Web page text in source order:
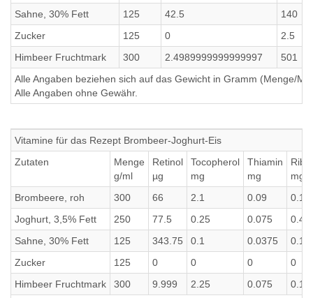
Sahne, 30% Fett
125 42.5
140
Zucker
125 0
2.5
Himbeer Fruchtmark
300 2.4989999999999997
501
Alle Angaben beziehen sich auf das Gewicht in Gramm (Menge/
Alle Angaben ohne Gewähr.
Vitamine für das Rezept Brombeer-Joghurt-Eis
Zutaten
Menge
g/ml
Retinol
µg
Tocopherol
mg
Thiamin
mg
mg
Brombeere, roh
300 66 2.1 0.09
0.12
Joghurt, 3,5% Fett
250 77.5 0.25 0.075
0.45
Sahne, 30% Fett
125 343.75 0.1 0.0375
Zucker
125 0 0 0
0
Himbeer Fruchtmark
300 9.999 2.25 0.075